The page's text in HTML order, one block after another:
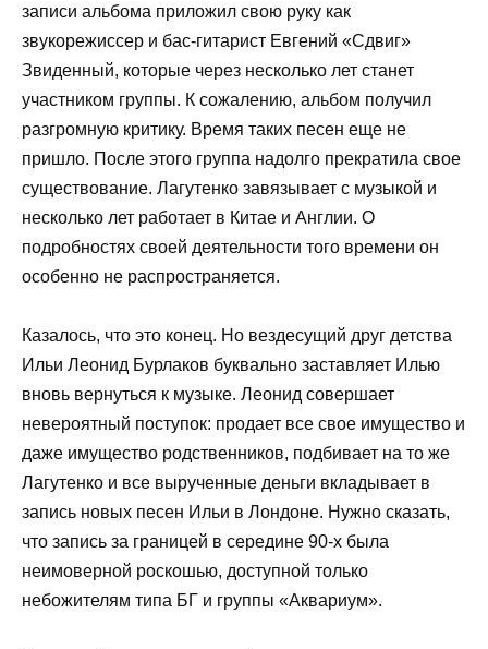
записи альбома приложил свою руку как
звукорежиссер и бас-гитарист Евгений «Сдвиг»
Звиденный, которые через несколько лет станет
участником группы. К сожалению, альбом получил
разгромную критику. Время таких песен еще не
пришло. После этого группа надолго прекратила свое
существование. Лагутенко завязывает с музыкой и
несколько лет работает в Китае и Англии. О
подробностях своей деятельности того времени он
особенно не распространяется.
Казалось, что это конец. Но вездесущий друг детства
Ильи Леонид Бурлаков буквально заставляет Илью
вновь вернуться к музыке. Леонид совершает
невероятный поступок: продает все свое имущество и
даже имущество родственников, подбивает на то же
Лагутенко и все вырученные деньги вкладывает в
запись новых песен Ильи в Лондоне. Нужно сказать,
что запись за границей в середине 90-х была
неимоверной роскошью, доступной только
небожителям типа БГ и группы «Аквариум».